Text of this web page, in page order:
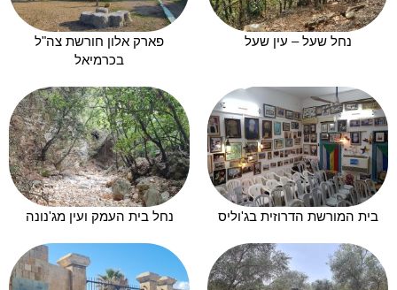
נחל שעל – עין שעל
פארק אלון חורשת צה"ל
בכרמיאל
בית המורשת הדרוזית בג'וליס נחל בית העמק ועין מג'נונה